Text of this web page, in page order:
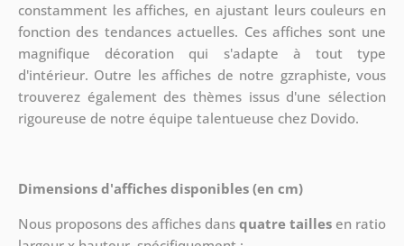
constamment les affiches, en ajustant leurs couleurs en
fonction des tendances actuelles. Ces affiches sont une
magnifique décoration qui s'adapte à tout type
d'intérieur. Outre les affiches de notre gzraphiste, vous
trouverez également des thèmes issus d'une sélection
rigoureuse de notre équipe talentueuse chez Dovido.
Dimensions d'affiches disponibles (en cm)
Nous proposons des affiches dansquatre tailles en ratio